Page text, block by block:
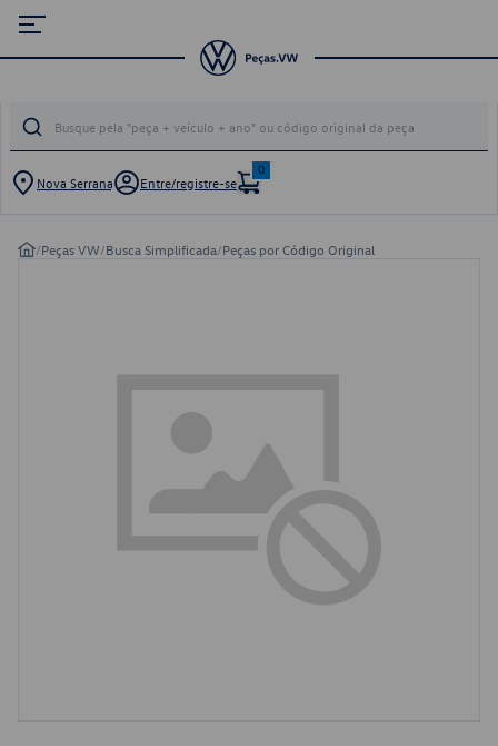
Nova Serrana Entre/registre-se
0
/Peças VW/Busca Simplificada/Peças por Código Original